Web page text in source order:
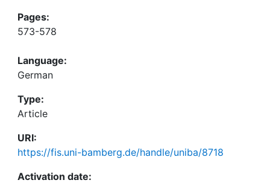
Pages:
573-578
Language:
German
Type:
Article
URI:
https://fis.uni-bamberg.de/handle/uniba/8718
Activation date: